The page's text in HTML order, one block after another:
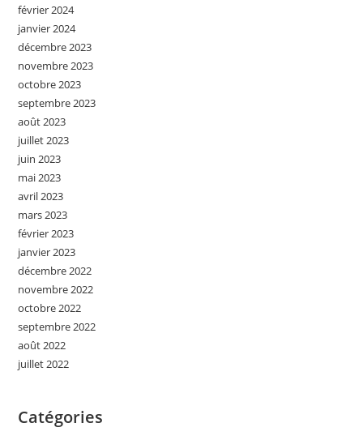
février 2024
janvier 2024
décembre 2023
novembre 2023
octobre 2023
septembre 2023
août 2023
juillet 2023
juin 2023
mai 2023
avril 2023
mars 2023
février 2023
janvier 2023
décembre 2022
novembre 2022
octobre 2022
septembre 2022
août 2022
juillet 2022
Catégories